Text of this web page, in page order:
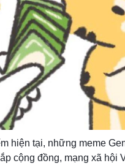
hiện tại, những meme
cộng đồng, mạng xã hội